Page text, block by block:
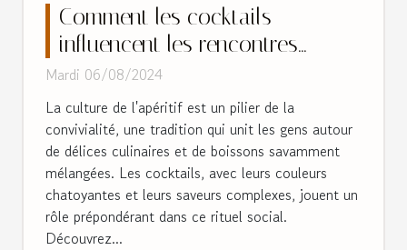
Comment les cocktails
influencent les rencontres
sociales et la culture de
l'apéritif
Mardi 06/08/2024
La culture de l'apéritif est un pilier de la
convivialité, une tradition qui unit les gens autour
de délices culinaires et de boissons savamment
mélangées. Les cocktails, avec leurs couleurs
chatoyantes et leurs saveurs complexes, jouent un
rôle prépondérant dans ce rituel social.
Découvrez...